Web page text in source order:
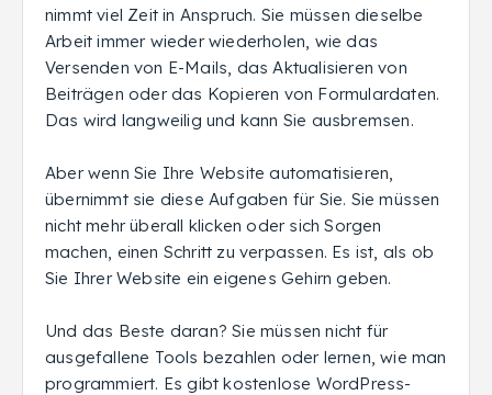
nimmt viel Zeit in Anspruch. Sie müssen dieselbe
Arbeit immer wieder wiederholen, wie das
Versenden von E-Mails, das Aktualisieren von
Beiträgen oder das Kopieren von Formulardaten.
Das wird langweilig und kann Sie ausbremsen.
Aber wenn Sie Ihre Website automatisieren,
übernimmt sie diese Aufgaben für Sie. Sie müssen
nicht mehr überall klicken oder sich Sorgen
machen, einen Schritt zu verpassen. Es ist, als ob
Sie Ihrer Website ein eigenes Gehirn geben.
Und das Beste daran? Sie müssen nicht für
ausgefallene Tools bezahlen oder lernen, wie man
programmiert. Es gibt kostenlose WordPress-